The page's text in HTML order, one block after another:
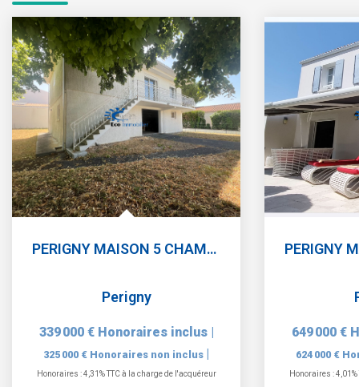
PERIGNY MAISON 5 CHAMBRES JARDIN ET GARAGE
Perigny
339 000 € Honoraires inclus |
325 000 € Honoraires non inclus |
Honoraires : 4,31% TTC à la charge de l'acquéreur
649 000 €
624 000 €
Honoraires :